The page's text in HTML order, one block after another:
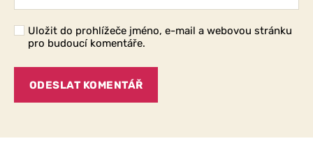
Uložit do prohlížeče jméno, e-mail a webovou stránku
pro budoucí komentáře.